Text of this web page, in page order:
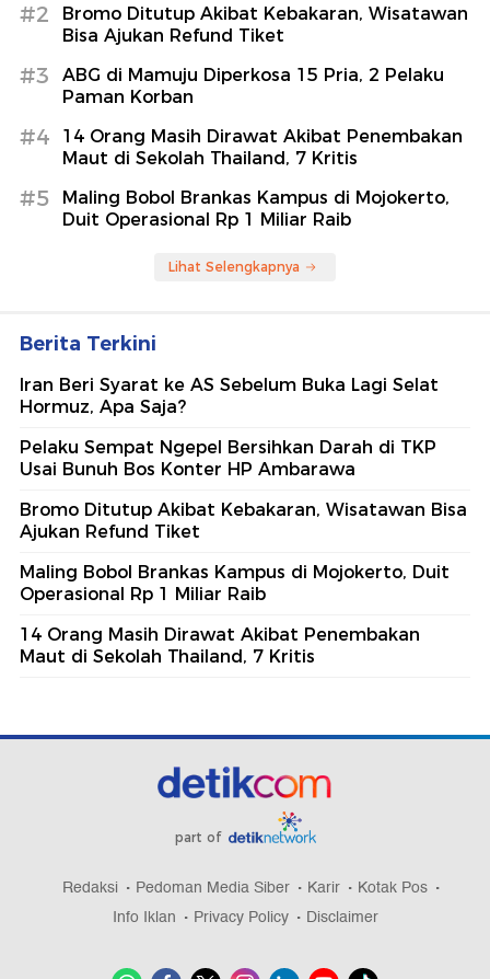
#2
Bromo Ditutup Akibat Kebakaran, Wisatawan
Bisa Ajukan Refund Tiket
#3
ABG di Mamuju Diperkosa 15 Pria, 2 Pelaku
Paman Korban
#4
14 Orang Masih Dirawat Akibat Penembakan
Maut di Sekolah Thailand, 7 Kritis
#5
Maling Bobol Brankas Kampus di Mojokerto,
Duit Operasional Rp 1 Miliar Raib
Lihat Selengkapnya
Berita Terkini
Iran Beri Syarat ke AS Sebelum Buka Lagi Selat
Hormuz, Apa Saja?
Pelaku Sempat Ngepel Bersihkan Darah di TKP
Usai Bunuh Bos Konter HP Ambarawa
Bromo Ditutup Akibat Kebakaran, Wisatawan Bisa
Ajukan Refund Tiket
Maling Bobol Brankas Kampus di Mojokerto, Duit
Operasional Rp 1 Miliar Raib
14 Orang Masih Dirawat Akibat Penembakan
Maut di Sekolah Thailand, 7 Kritis
part of
Redaksi Pedoman Media Siber Karir
Kotak Pos
Info Iklan
Privacy Policy Disclaimer